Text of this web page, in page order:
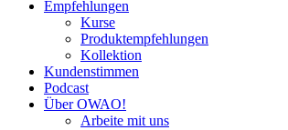
Empfehlungen
Kurse
Produktempfehlungen
Kollektion
Kundenstimmen
Podcast
Über OWAO!
Arbeite mit uns